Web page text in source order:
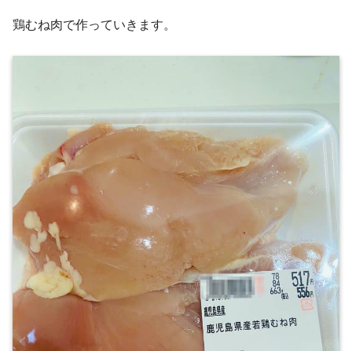
鶏むね肉で作っていきます。